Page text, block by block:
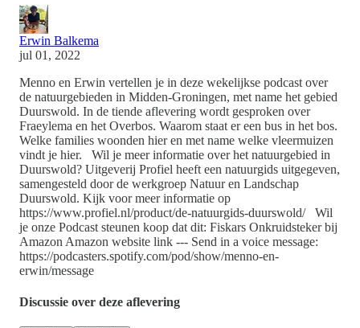
Erwin Balkema
jul 01, 2022
Menno en Erwin vertellen je in deze wekelijkse podcast over
de natuurgebieden in Midden-Groningen, met name het gebied
Duurswold. In de tiende aflevering wordt gesproken over
Fraeylema en het Overbos. Waarom staat er een bus in het bos.
Welke families woonden hier en met name welke vleermuizen
vindt je hier. Wil je meer informatie over het natuurgebied in
Duurswold? Uitgeverij Profiel heeft een natuurgids uitgegeven,
samengesteld door de werkgroep Natuur en Landschap
Duurswold. Kijk voor meer informatie op
https://www.profiel.nl/product/de-natuurgids-duurswold/ Wil
je onze Podcast steunen koop dat dit: Fiskars Onkruidsteker bij
Amazon Amazon website link --- Send in a voice message:
https://podcasters.spotify.com/pod/show/menno-en-
erwin/message
Discussie over deze aflevering